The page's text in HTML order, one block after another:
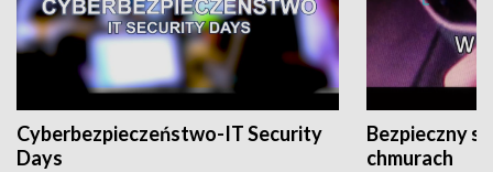
Cyberbezpieczeństwo-IT Security
Days
Bezpieczny
chmurach